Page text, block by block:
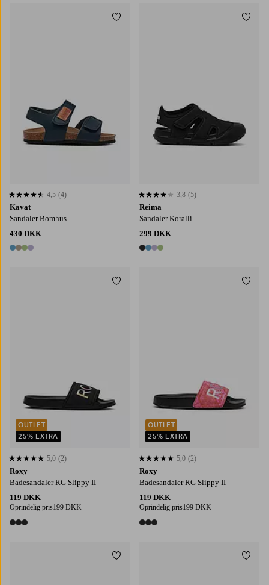
Kavat
Sandaler Bomhus
430 DKK
4 farver
4,5 baseret på 4 bedømmelser
4,5 (4)
Tilføj til favoritter
Reima
Sandaler Koralli
299 DKK
4 farver
3,8 baseret på 5 bedømmelser
3,8 (5)
Roxy
Badesandaler RG Slippy II
119 DKK
Oprindelig pris199 DKK
3 farver
5,0 baseret på 2 bedømmelser
5,0 (2)
OUTLET
25% EXTRA
Tilføj til favoritter
Roxy
Badesandaler RG Slippy II
119 DKK
Oprindelig pris199 DKK
3 farver
5,0 baseret på 2 bedømmelser
5,0 (2)
OUTLET
25% EXTRA
Tilføj til favoritter